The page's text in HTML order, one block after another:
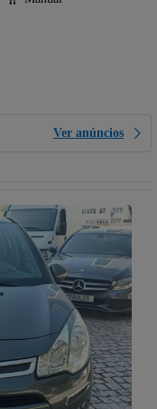
Ver anúncios